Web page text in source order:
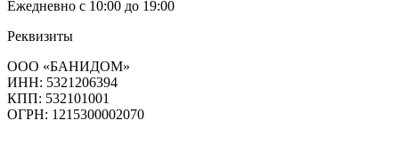
Ежедневно с 10:00 до 19:00
Реквизиты
ООО «БАНИДОМ»
ИНН: 5321206394
КПП: 532101001
ОГРН: 1215300002070